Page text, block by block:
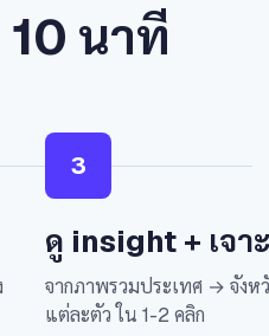
10 นาที
3
ดู insight + เจา
จากภาพรวมประเทศ → จัง
แต่ละตัว ใน 1-2 คลิก